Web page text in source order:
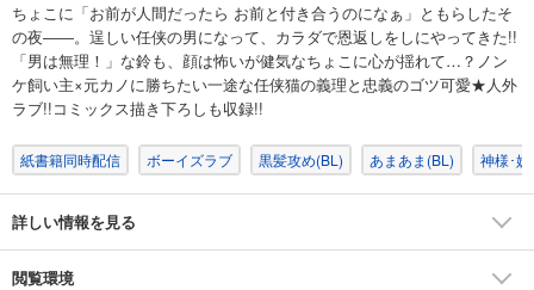
ちょこに「お前が人間だったら お前と付き合うのになぁ」ともらしたそ
の夜――。逞しい任侠の男になって、カラダで恩返しをしにやってきた!!
「男は無理！」な鈴も、顔は怖いが健気なちょこに心が揺れて…？ノン
ケ飼い主×元カノに勝ちたい一途な任侠猫の義理と忠義のゴツ可愛★人外
ラブ!!コミックス描き下ろしも収録!!
紙書籍同時配信 ボーイズラブ 黒髪攻め(BL) あまあま(BL) 神様･
詳しい情報を見る
閲覧環境